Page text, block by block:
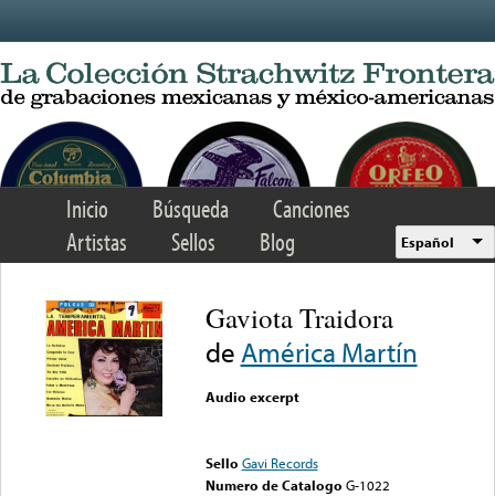
Inicio Búsqueda
Canciones
Artistas
Sellos Blog Español
Gaviota Traidora
de América Martín
Audio excerpt
Sello Gavi Records
Numero de Catalogo G-1022